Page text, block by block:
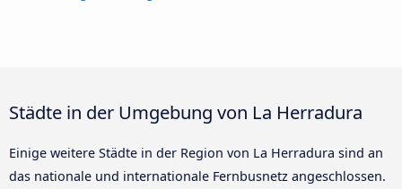
Städte in der Umgebung von La Herradura
Einige weitere Städte in der Region von La Herradura sind an
das nationale und internationale Fernbusnetz angeschlossen.